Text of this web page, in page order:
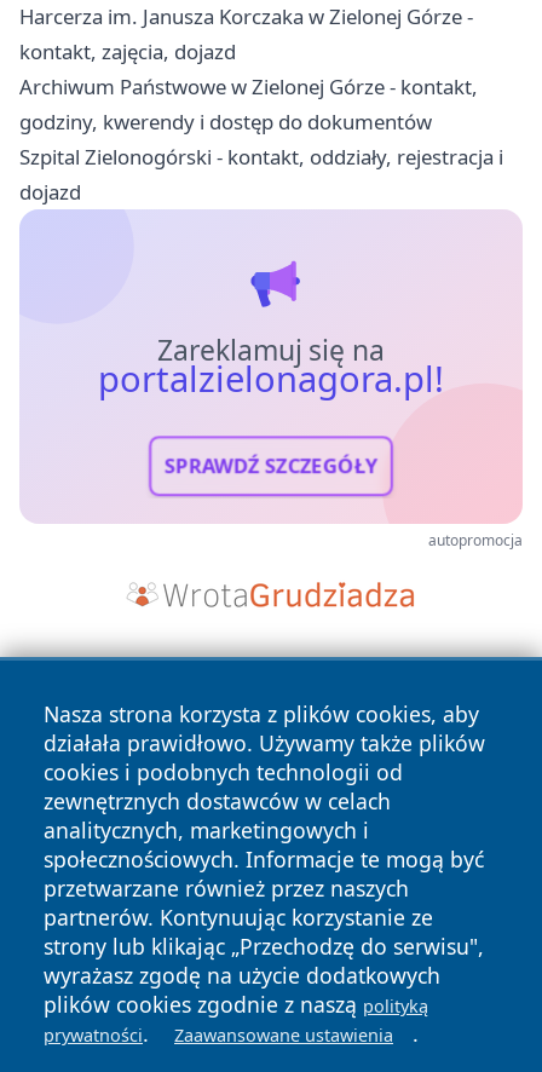
Harcerza im. Janusza Korczaka w Zielonej Górze -
kontakt, zajęcia, dojazd
Archiwum Państwowe w Zielonej Górze - kontakt,
godziny, kwerendy i dostęp do dokumentów
Szpital Zielonogórski - kontakt, oddziały, rejestracja i
dojazd
Zareklamuj się na
portalzielonagora.pl!
SPRAWDŹ SZCZEGÓŁY
autopromocja
Nasza strona korzysta z plików cookies, aby
działała prawidłowo. Używamy także plików
cookies i podobnych technologii od
zewnętrznych dostawców w celach
analitycznych, marketingowych i
społecznościowych. Informacje te mogą być
przetwarzane również przez naszych
partnerów. Kontynuując korzystanie ze
strony lub klikając „Przechodzę do serwisu",
wyrażasz zgodę na użycie dodatkowych
plików cookies zgodnie z naszą polityką
prywatności. Zaawansowane ustawienia .
Copyright © 2026 portalzielonagora.pl Wszystkie prawa
zastrzeżone.
News Autorzy
Polityka
Prywatności
Polityka
Cookies